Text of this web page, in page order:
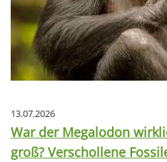
13.07.2026
War der Megalodon
groß? Verschollene